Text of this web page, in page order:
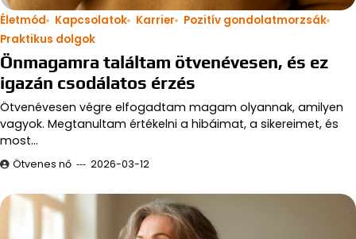
Életmód Kapcsolatok Karrier
Pozitív gondolatmorzsák
Praktikus dolgok
Önmagamra találtam ötvenévesen, és ez
igazán csodálatos érzés
Ötvenévesen végre elfogadtam magam olyannak, amilyen
vagyok. Megtanultam értékelni a hibáimat, a sikereimet, és
most…
Ötvenes nő 2026-03-12